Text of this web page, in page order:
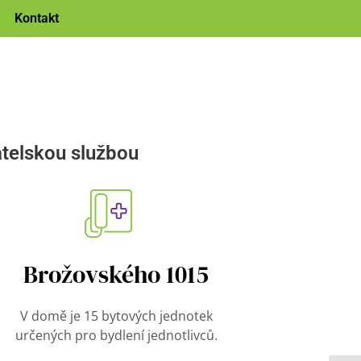
Kontakt
službou
Brožovského 1015
V domě je 15 bytových jednotek
určených pro bydlení jednotlivců.